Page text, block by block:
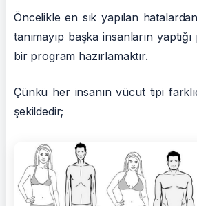
Öncelikle en sık yapılan
tanımayıp başka insanların
bir program hazırlamaktır.
Çünkü her insanın vücut tipi
şekildedir;